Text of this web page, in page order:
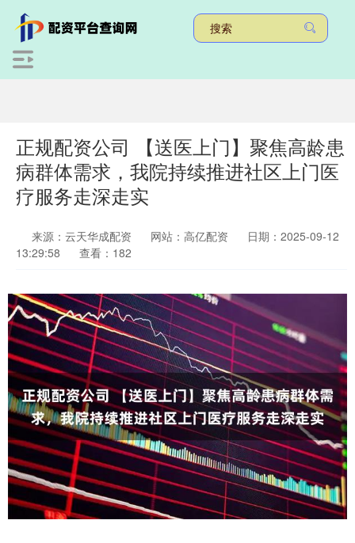
正规配资公司 【送医上门】聚焦高龄患
病群体需求，我院持续推进社区上门医
疗服务走深走实
来源：云天华成配资 网站：高亿配资
日期：2025-09-12
13:29:58
查看：182